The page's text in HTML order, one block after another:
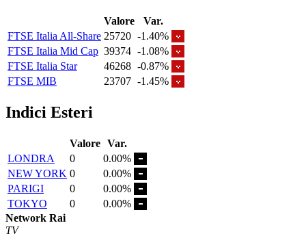
Valore
Var.
FTSE Italia All-Share 25720 -1.40%
FTSE Italia Mid Cap 39374 -1.08%
FTSE Italia Star
46268 -0.87%
FTSE MIB
23707 -1.45%
Indici Esteri
Valore Var.
LONDRA
0
0.00%
NEW YORK 0
0.00%
PARIGI
0
0.00%
TOKYO
0
0.00%
Network Rai
TV